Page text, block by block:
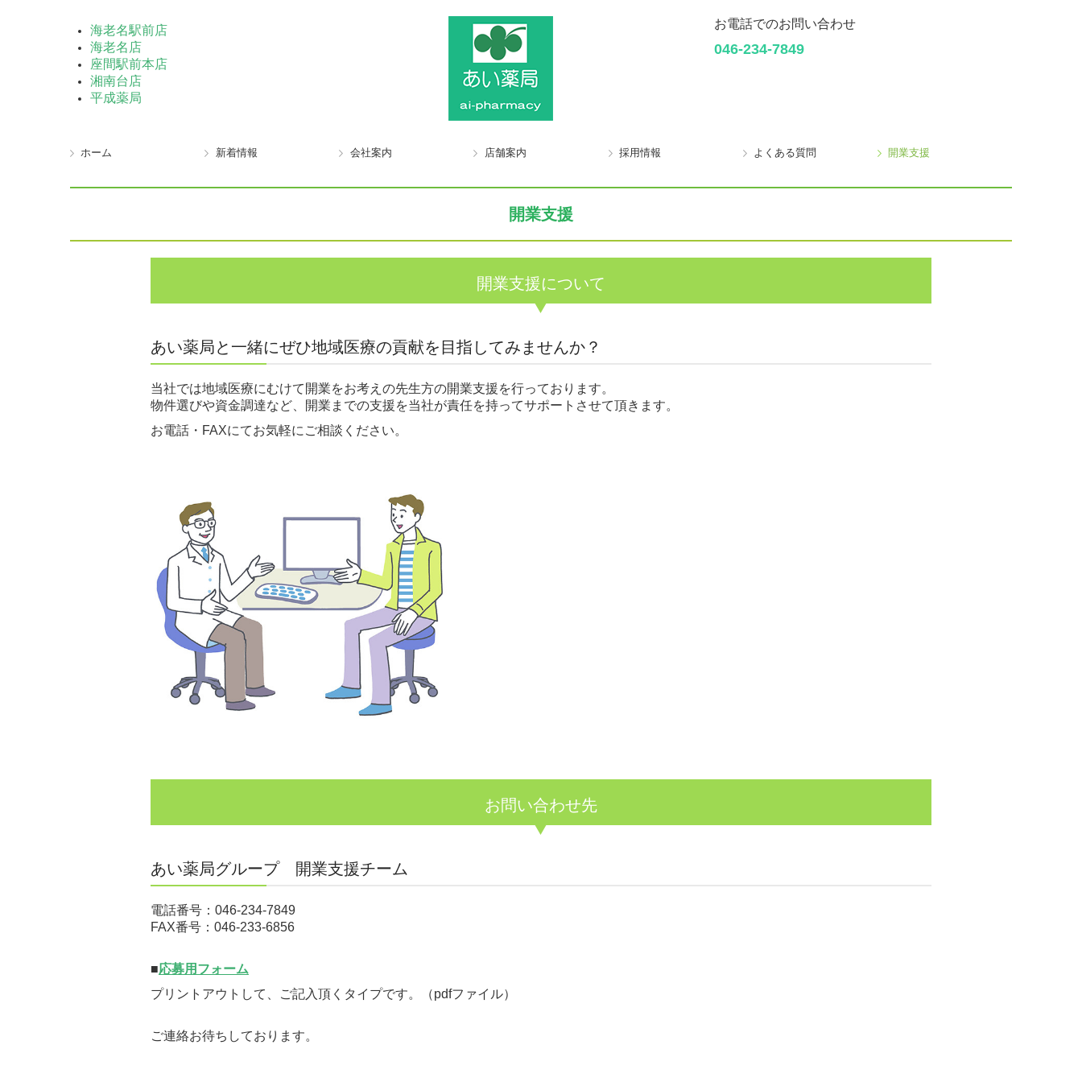
海老名駅前店
海老名店
座間駅前本店
湘南台店
平成薬局
お電話でのお問い合わせ
046-234-7849
ホーム 新着情報 会社案内 店舗案内 採用情報 よくある質問 開業支援
開業支援
開業支援について
あい薬局と一緒にぜひ地域医療の貢献を目指してみませんか？
当社では地域医療にむけて開業をお考えの先生方の開業支援を行っております。
物件選びや資金調達など、開業までの支援を当社が責任を持ってサポートさせて頂きます。
お電話・FAXにてお気軽にご相談ください。
お問い合わせ先
あい薬局グループ 開業支援チーム
電話番号： 046-234-7849
FAX番号：046-233-6856
■応募用フォーム
プリントアウトして、ご記入頂くタイプです。（pdfファイル）
ご連絡お待ちしております。